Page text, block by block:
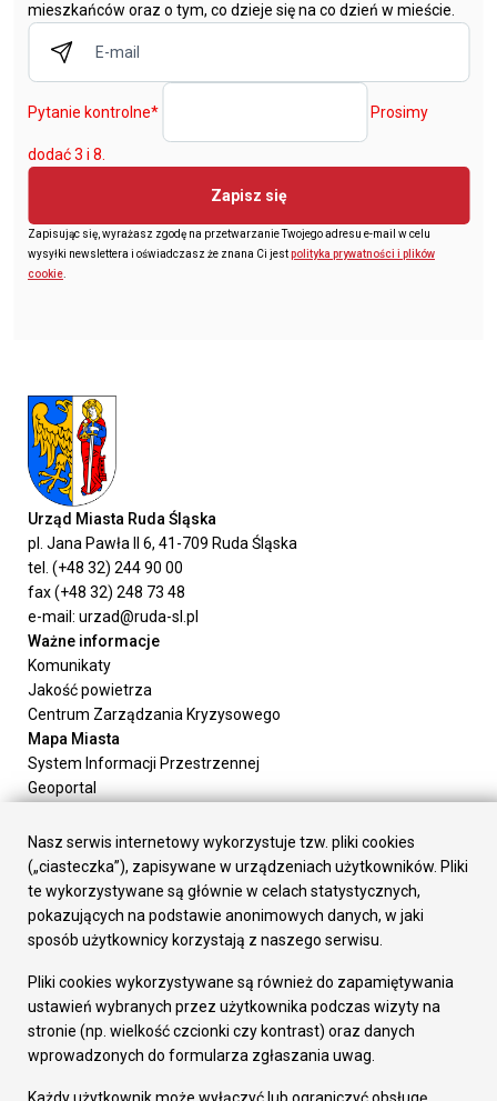
mieszkańców oraz o tym, co dzieje się na co dzień w mieście.
Pytanie kontrolne* Prosimy
dodać 3 i 8.
Zapisz się
Zapisując się, wyrażasz zgodę na przetwarzanie Twojego adresu e-mail w celu
wysyłki newslettera i oświadczasz że znana Ci jestpolityka prywatności i plików
cookie.
Urząd Miasta Ruda Śląska
pl. Jana Pawła II 6, 41-709 Ruda Śląska
tel. (+48 32) 244 90 00
fax (+48 32) 248 73 48
e-mail: urzad@ruda-sl.pl
Ważne informacje
Komunikaty
Jakość powietrza
Centrum Zarządzania Kryzysowego
Mapa Miasta
System Informacji Przestrzennej
Geoportal
Załatw sprawę
Prezydent Miasta
Rada Miasta
Wydziały
Elektroniczna Skrzynka Podawcza
Gospodarka
Fundusze europejskie
Środki krajowe
Oferty inwestycyjne
Nasz serwis internetowy wykorzystuje tzw. pliki cookies
(„ciasteczka”), zapisywane w urządzeniach użytkowników. Pliki
te wykorzystywane są głównie w celach statystycznych,
pokazujących na podstawie anonimowych danych, w jaki
sposób użytkownicy korzystają z naszego serwisu.
Pliki cookies wykorzystywane są również do zapamiętywania
ustawień wybranych przez użytkownika podczas wizyty na
stronie (np. wielkość czcionki czy kontrast) oraz danych
wprowadzonych do formularza zgłaszania uwag.